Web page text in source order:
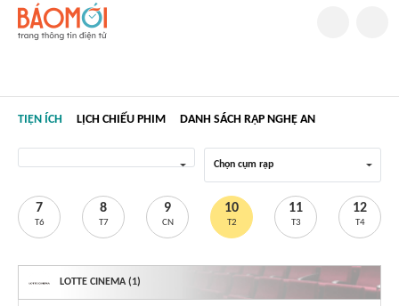
TIỆN ÍCH LỊCH CHIẾU PHIM DANH SÁCH RẠP NGHỆ AN
Chọn cụm rạp
7
T6
8
T7
9
CN
10
T2
11
T3
12
T4
LOTTE CINEMA (1)